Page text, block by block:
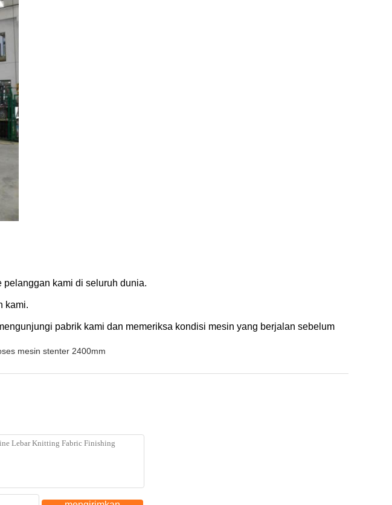
pelanggan kami di seluruh dunia.
kami.
pabrik kami dan memeriksa kondisi mesin yang berjalan sebelum
mesin stenter 2400mm